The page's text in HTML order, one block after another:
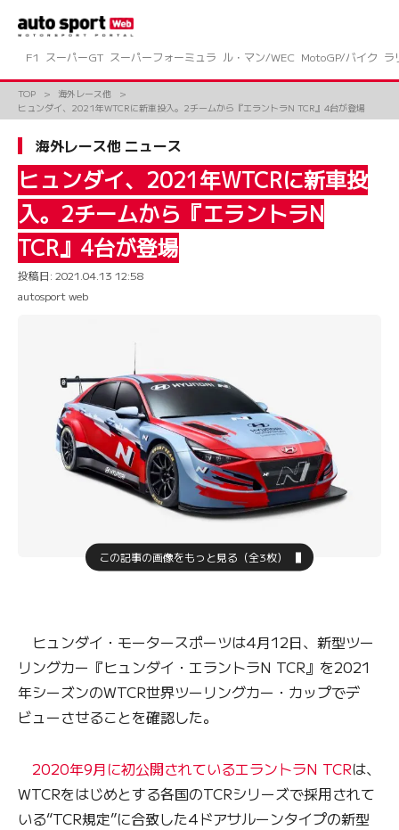
ツ
キ
F1 スーパーGT スーパーフォーミュラ ル・マン/WEC MotoGP/バイク ラ
TOP
海外レース他
ヒュンダイ、2021年WTCRに新車投入。2チームから『エラントラN TCR』4台が登場
海外レース他 ニュース
ヒュンダイ、2021年WTCRに新車投
入。2チームから『エラントラN
TCR』4台が登場
投稿日: 2021.04.13 12:58
autosport web
この記事の画像をもっと見る（全3枚）
ヒュンダイ・モータースポーツは4月12日、新型ツー
リングカー『ヒュンダイ・エラントラN TCR』を2021
年シーズンのWTCR世界ツーリングカー・カップでデ
ビューさせることを確認した。
2020年9月に初公開されているエラントラN TCRは、
WTCRをはじめとする各国のTCRシリーズで採用されて
いる“TCR規定”に合致した4ドアサルーンタイプの新型